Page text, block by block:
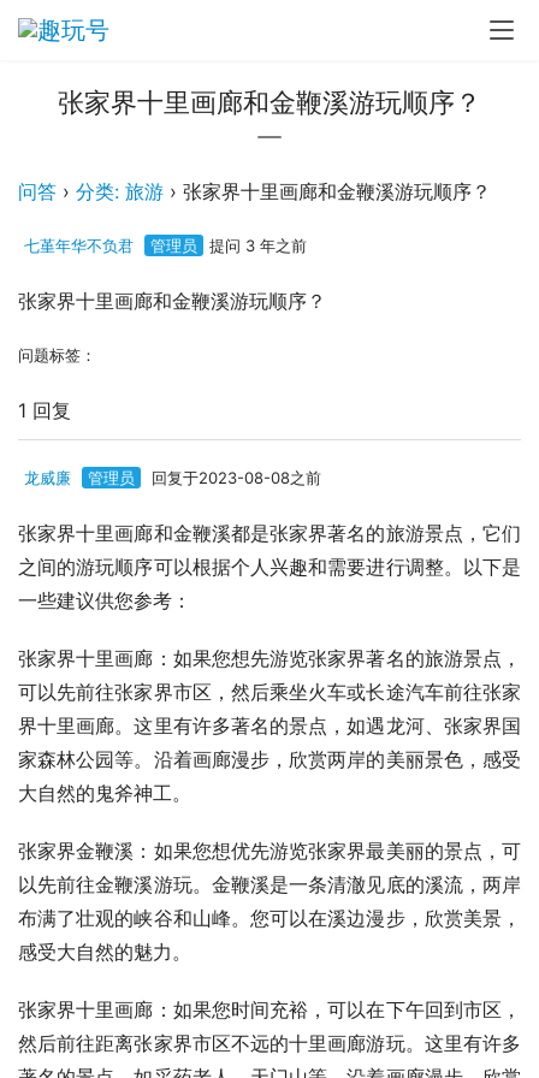
张家界十里画廊和金鞭溪游玩顺序？
问答 › 分类: 旅游 › 张家界十里画廊和金鞭溪游玩顺序？
七堇年华不负君 管理员 提问 3 年之前
张家界十里画廊和金鞭溪游玩顺序？
问题标签：
1 回复
龙威廉 管理员 回复于2023-08-08之前
张家界十里画廊和金鞭溪都是张家界著名的旅游景点，它们
之间的游玩顺序可以根据个人兴趣和需要进行调整。以下是
一些建议供您参考：
张家界十里画廊：如果您想先游览张家界著名的旅游景点，
可以先前往张家界市区，然后乘坐火车或长途汽车前往张家
界十里画廊。这里有许多著名的景点，如遇龙河、张家界国
家森林公园等。沿着画廊漫步，欣赏两岸的美丽景色，感受
大自然的鬼斧神工。
张家界金鞭溪：如果您想优先游览张家界最美丽的景点，可
以先前往金鞭溪游玩。金鞭溪是一条清澈见底的溪流，两岸
布满了壮观的峡谷和山峰。您可以在溪边漫步，欣赏美景，
感受大自然的魅力。
张家界十里画廊：如果您时间充裕，可以在下午回到市区，
然后前往距离张家界市区不远的十里画廊游玩。这里有许多